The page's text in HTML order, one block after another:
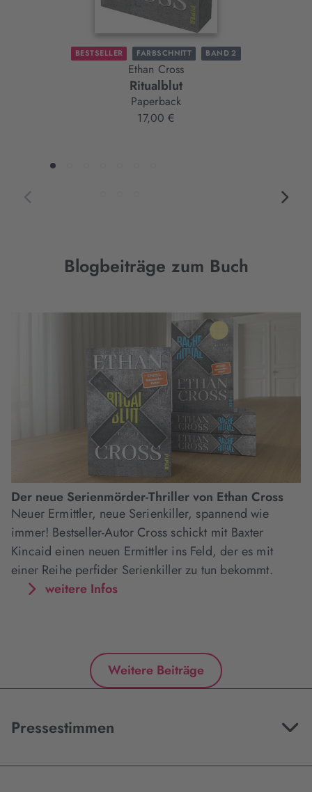
BESTSELLER FARBSCHNITT BAND 2
Ethan Cross
Ritualblut
Paperback
17,00 €
Blogbeiträge zum Buch
Der neue Serienmörder-Thriller von Ethan Cross
Neuer Ermittler, neue Serienkiller, spannend wie
immer! Bestseller-Autor Cross schickt mit Baxter
Kincaid einen neuen Ermittler ins Feld, der es mit
einer Reihe perfider Serienkiller zu tun bekommt.
weitere Infos
Weitere Beiträge
Pressestimmen